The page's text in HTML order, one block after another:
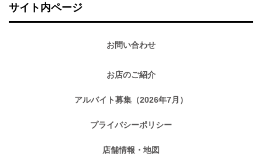
サイト内ページ
お問い合わせ
お店のご紹介
アルバイト募集（2026年7月）
プライバシーポリシー
店舗情報・地図